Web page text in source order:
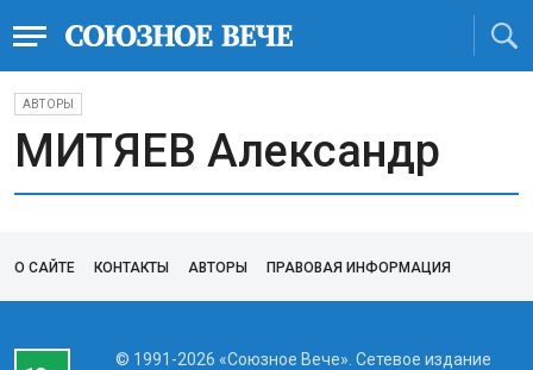
АВТОРЫ
МИТЯЕВ Александр
О САЙТЕ КОНТАКТЫ АВТОРЫ ПРАВОВАЯ ИНФОРМАЦИЯ
© 1991-2026 «Союзное Вече». Сетевое издание